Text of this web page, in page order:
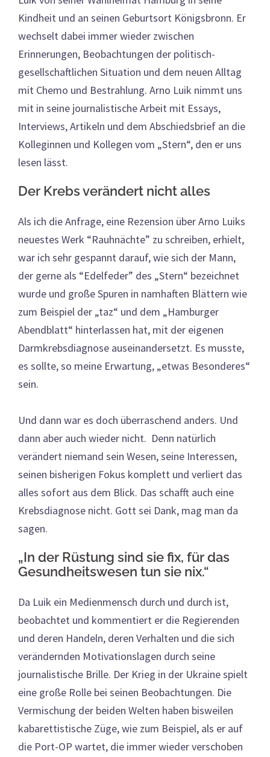
Kindheit und an seinen Geburtsort Königsbronn. Er
wechselt dabei immer wieder zwischen
Erinnerungen, Beobachtungen der politisch-
gesellschaftlichen Situation und dem neuen Alltag
mit Chemo und Bestrahlung. Arno Luik nimmt uns
mit in seine journalistische Arbeit mit Essays,
Interviews, Artikeln und dem Abschiedsbrief an die
Kolleginnen und Kollegen vom „Stern“, den er uns
lesen lässt.
Der Krebs verändert nicht alles
Als ich die Anfrage, eine Rezension über Arno Luiks
neuestes Werk “Rauhnächte” zu schreiben, erhielt,
war ich sehr gespannt darauf, wie sich der Mann,
der gerne als “Edelfeder” des „Stern“ bezeichnet
wurde und große Spuren in namhaften Blättern wie
zum Beispiel der „taz“ und dem „Hamburger
Abendblatt“ hinterlassen hat, mit der eigenen
Darmkrebsdiagnose auseinandersetzt. Es musste,
es sollte, so meine Erwartung, „etwas Besonderes“
sein.
Und dann war es doch überraschend anders. Und
dann aber auch wieder nicht. Denn natürlich
verändert niemand sein Wesen, seine Interessen,
seinen bisherigen Fokus komplett und verliert das
alles sofort aus dem Blick. Das schafft auch eine
Krebsdiagnose nicht. Gott sei Dank, mag man da
sagen.
„In der Rüstung sind sie fix, für das
Gesundheitswesen tun sie nix.“
Da Luik ein Medienmensch durch und durch ist,
beobachtet und kommentiert er die Regierenden
und deren Handeln, deren Verhalten und die sich
verändernden Motivationslagen durch seine
journalistische Brille. Der Krieg in der Ukraine spielt
eine große Rolle bei seinen Beobachtungen. Die
Vermischung der beiden Welten haben bisweilen
kabarettistische Züge, wie zum Beispiel, als er auf
die Port-OP wartet, die immer wieder verschoben